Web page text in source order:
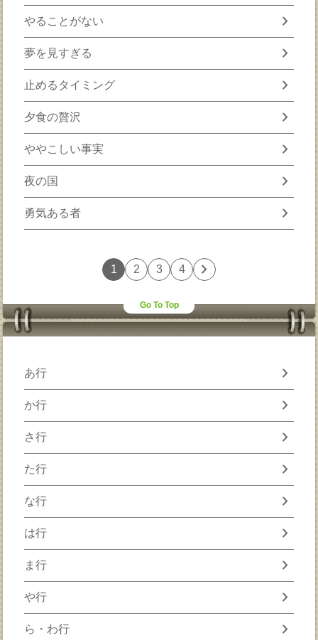
やることがない chevron_right
夢を見すぎる chevron_right
止めるタイミング chevron_right
夕食の贅沢 chevron_right
ややこしい事実 chevron_right
夜の国 chevron_right
勇気ある者 chevron_right
1 2 3 4 chevron_right
Go To Top
あ行 chevron_right
か行 chevron_right
さ行 chevron_right
た行 chevron_right
な行 chevron_right
は行 chevron_right
ま行 chevron_right
や行 chevron_right
ら・わ行 chevron_right